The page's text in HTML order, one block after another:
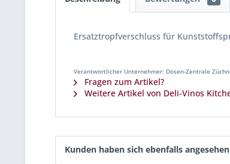
Ersatztropfverschluss für
Verantwortlicher Unternehmer: Dosen-Zentrale
Fragen zum Artikel?
Weitere Artikel von Deli-Vinos
Kunden haben sich ebenfalls angesehen